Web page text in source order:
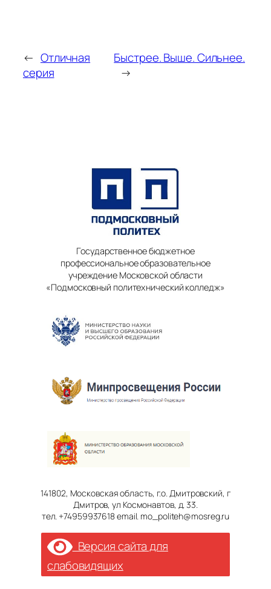
← Отличная
серия
Быстрее. Выше. Сильнее.
→
Государственное бюджетное
профессиональное образовательное
учреждение Московской области
«Подмосковный политехнический колледж»
141802, Московская область, г.о. Дмитровский, г
Дмитров, ул Космонавтов, д. 33.
тел. +74959937618 email. mo_politeh@mosreg.ru
Версия сайта для
слабовидящих